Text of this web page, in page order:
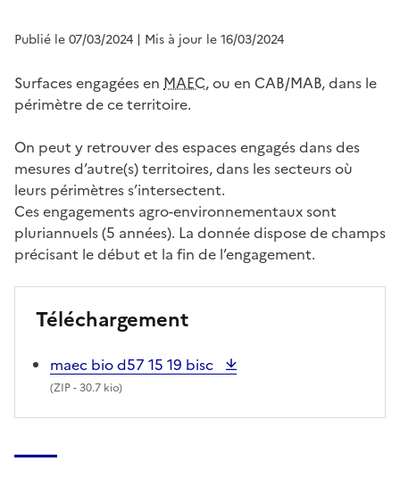
Publié le 07/03/2024 | Mis à jour le 16/03/2024
Surfaces engagées en MAEC, ou en CAB/MAB, dans le
périmètre de ce territoire.
On peut y retrouver des espaces engagés dans des
mesures d’autre(s) territoires, dans les secteurs où
leurs périmètres s’intersectent.
Ces engagements agro-environnementaux sont
pluriannuels (5 années). La donnée dispose de champs
précisant le début et la fin de l’engagement.
Téléchargement
maec bio d57 15 19 bisc
(ZIP- 30.7 kio)